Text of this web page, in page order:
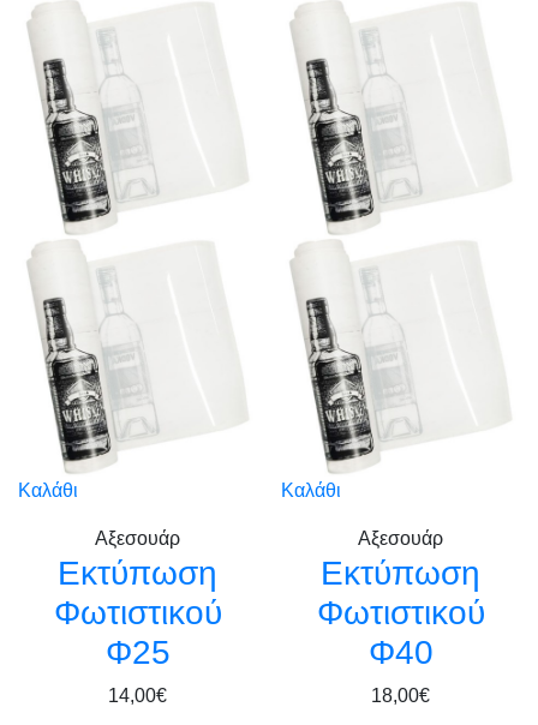
Καλάθι
Αξεσουάρ
Εκτύπωση
Φωτιστικού
Φ25
14,00€
Καλάθι
Αξεσουάρ
Εκτύπωση
Φωτιστικού
Φ40
18,00€